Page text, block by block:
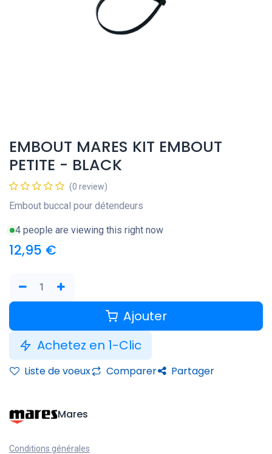
EMBOUT MARES KIT EMBOUT
PETITE - BLACK
(0 review)
Embout buccal pour détendeurs
4 people are viewing this right now
12,95 €
Ajouter
Achetez en 1-Clic
Liste de voeux Comparer Partager
Mares
Conditions générales